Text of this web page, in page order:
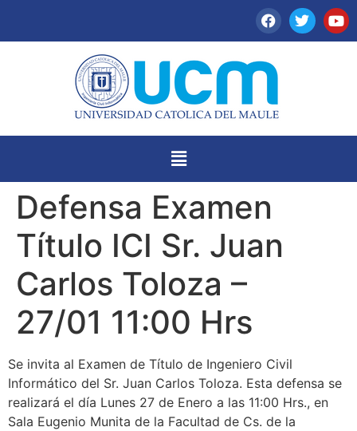
Defensa Examen
Título ICI Sr. Juan
Carlos Toloza –
27/01 11:00 Hrs
Se invita al Examen de Título de Ingeniero Civil
Informático del Sr. Juan Carlos Toloza. Esta defensa se
realizará el día Lunes 27 de Enero a las 11:00 Hrs., en
Sala Eugenio Munita de la Facultad de Cs. de la